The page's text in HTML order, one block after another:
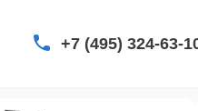
+7 (495) 324-63-